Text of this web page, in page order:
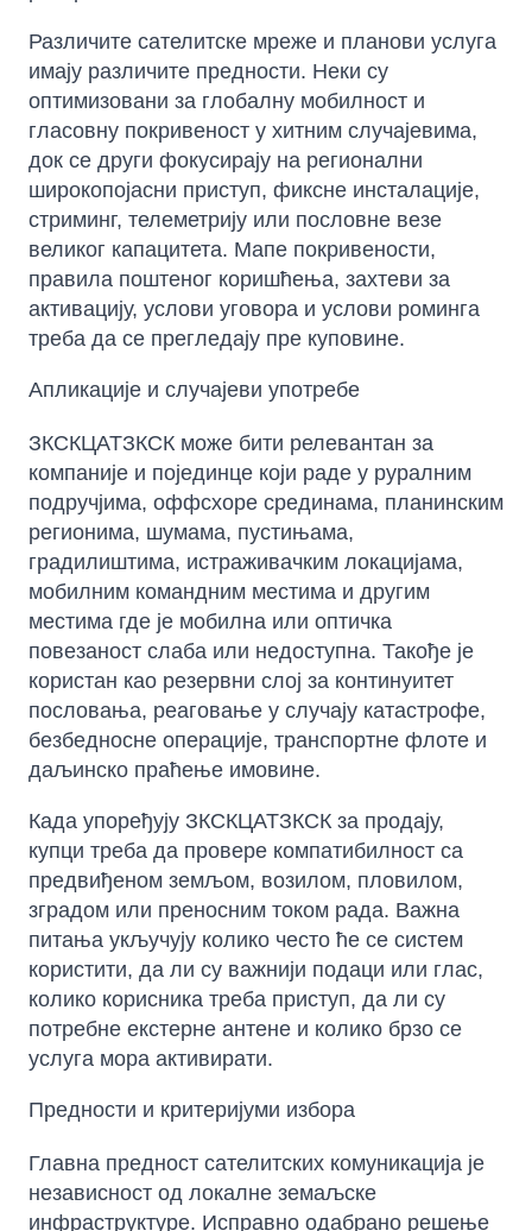
Различите сателитске мреже и планови услуга
имају различите предности. Неки су
оптимизовани за глобалну мобилност и
гласовну покривеност у хитним случајевима,
док се други фокусирају на регионални
широкопојасни приступ, фиксне инсталације,
стриминг, телеметрију или пословне везе
великог капацитета. Мапе покривености,
правила поштеног коришћења, захтеви за
активацију, услови уговора и услови роминга
треба да се прегледају пре куповине.
Апликације и случајеви употребе
ЗКСКЦАТЗКСК може бити релевантан за
компаније и појединце који раде у руралним
подручјима, оффсхоре срединама, планинским
регионима, шумама, пустињама,
градилиштима, истраживачким локацијама,
мобилним командним местима и другим
местима где је мобилна или оптичка
повезаност слаба или недоступна. Такође је
користан као резервни слој за континуитет
пословања, реаговање у случају катастрофе,
безбедносне операције, транспортне флоте и
даљинско праћење имовине.
Када упоређују ЗКСКЦАТЗКСК за продају,
купци треба да провере компатибилност са
предвиђеном земљом, возилом, пловилом,
зградом или преносним током рада. Важна
питања укључују колико често ће се систем
користити, да ли су важнији подаци или глас,
колико корисника треба приступ, да ли су
потребне екстерне антене и колико брзо се
услуга мора активирати.
Предности и критеријуми избора
Главна предност сателитских комуникација је
независност од локалне земаљске
инфраструктуре. Исправно одабрано решење